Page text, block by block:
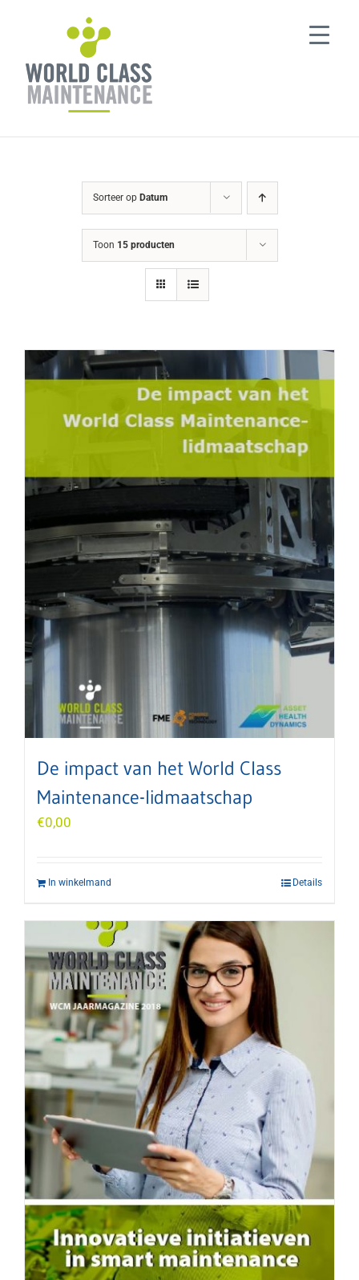
Sorteer op Datum
Toon 15 producten
De impact van het World Class
Maintenance-lidmaatschap
€0,00
In winkelmand Details